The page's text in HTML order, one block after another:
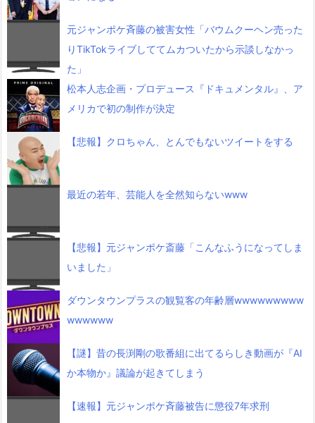
元ジャンポケ斉藤の被害女性「バウムクーヘン売った
りTikTokライブしててムカついたから示談しなかっ
た」
松本人志企画・プロデュース『ドキュメンタル』、ア
メリカで初の制作が決定
【悲報】クロちゃん、とんでもないツイートをする
最近の若年、芸能人を全然知らないwww
【悲報】元ジャンポケ斎藤「こんなふうになってしま
いました」
ダウンタウンプラスの観覧客の年齢層wwwwwwwww
wwwwww
【謎】昔の長渕剛の歌番組に出てるらしき動画が『AI
か本物か』議論が起きてしまう
【速報】元ジャンポケ斉藤被告に懲役7年求刑